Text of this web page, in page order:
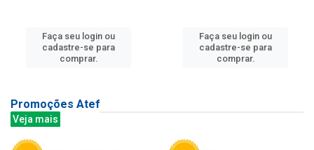
Faça seu login ou
cadastre-se para
comprar.
Faça seu login ou
cadastre-se para
comprar.
Promoções Atef
Veja mais